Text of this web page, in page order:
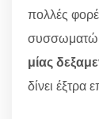
πολλές
μίας
δίνει έξτρα